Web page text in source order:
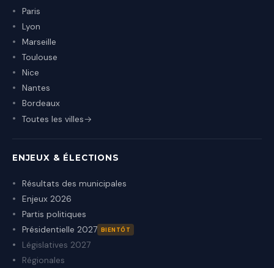
Paris
Lyon
Marseille
Toulouse
Nice
Nantes
Bordeaux
Toutes les villes
ENJEUX & ÉLECTIONS
Résultats des municipales
Enjeux 2026
Partis politiques
Présidentielle 2027 BIENTÔT
Législatives 2027
Régionales